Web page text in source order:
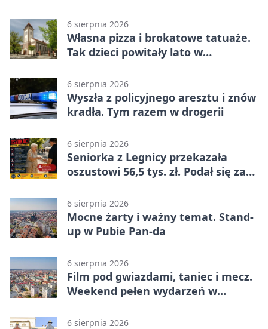
6 sierpnia 2026
Własna pizza i brokatowe tatuaże.
Tak dzieci powitały lato w
6 sierpnia 2026
Wyszła z policyjnego aresztu i znów
kradła. Tym razem w drogerii
6 sierpnia 2026
Seniorka z Legnicy przekazała
oszustowi 56,5 tys. zł. Podał się za
6 sierpnia 2026
Mocne żarty i ważny temat. Stand-
up w Pubie Pan-da
6 sierpnia 2026
Film pod gwiazdami, taniec i mecz.
Weekend pełen wydarzeń w
6 sierpnia 2026